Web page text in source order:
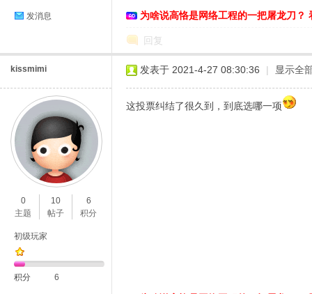
发消息 为啥说高恪是网络工程的一把屠龙刀？
回复
kissmimi
0
主题
10
帖子
6
积分
初级玩家
积分 6
发表于 2021-4-27 08:30:36 | 显示全
这投票纠结了很久到，到底选哪一项